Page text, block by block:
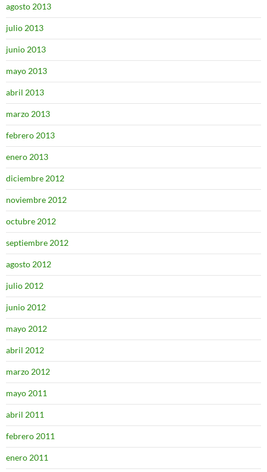
agosto 2013
julio 2013
junio 2013
mayo 2013
abril 2013
marzo 2013
febrero 2013
enero 2013
diciembre 2012
noviembre 2012
octubre 2012
septiembre 2012
agosto 2012
julio 2012
junio 2012
mayo 2012
abril 2012
marzo 2012
mayo 2011
abril 2011
febrero 2011
enero 2011